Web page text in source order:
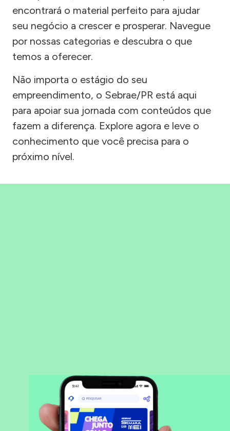
encontrará o material perfeito para ajudar
seu negócio a crescer e prosperar. Navegue
por nossas categorias e descubra o que
temos a oferecer.
Não importa o estágio do seu
empreendimento, o Sebrae/PR está aqui
para apoiar sua jornada com conteúdos que
fazem a diferença. Explore agora e leve o
conhecimento que você precisa para o
próximo nível.